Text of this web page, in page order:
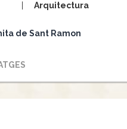
Arquitectura
de Sant Ramon